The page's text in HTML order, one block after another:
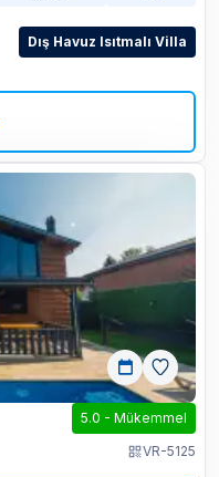
Dış Havuz Isıtmalı Villa
5.0 - Mükemmel
VR-5125